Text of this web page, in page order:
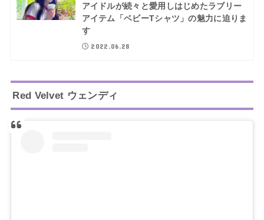
アイドルが続々と愛用しはじめたラブリー
アイテム「ベビーTシャツ」の魅力に迫りま
す
2022.06.28
Red Velvet ウェンディ